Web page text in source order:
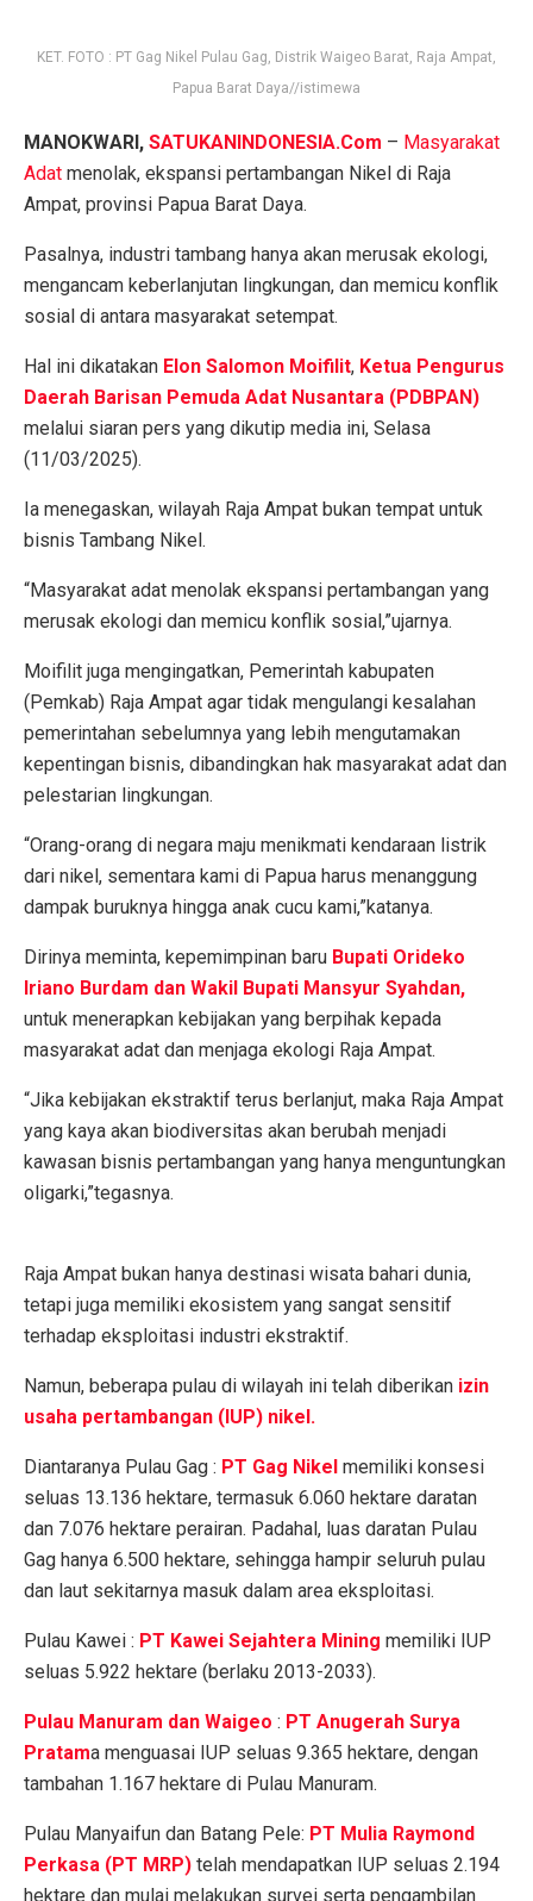
KET. FOTO : PT Gag Nikel Pulau Gag, Distrik Waigeo Barat, Raja Ampat,
Papua Barat Daya//istimewa
MANOKWARI, SATUKANINDONESIA.Com – Masyarakat
Adat menolak, ekspansi pertambangan Nikel di Raja
Ampat, provinsi Papua Barat Daya.
Pasalnya, industri tambang hanya akan merusak ekologi,
mengancam keberlanjutan lingkungan, dan memicu konflik
sosial di antara masyarakat setempat.
Hal ini dikatakan Elon Salomon Moifilit, Ketua Pengurus
Daerah Barisan Pemuda Adat Nusantara (PDBPAN)
melalui siaran pers yang dikutip media ini, Selasa
(11/03/2025).
Ia menegaskan, wilayah Raja Ampat bukan tempat untuk
bisnis Tambang Nikel.
“Masyarakat adat menolak ekspansi pertambangan yang
merusak ekologi dan memicu konflik sosial,”ujarnya.
Moifilit juga mengingatkan, Pemerintah kabupaten
(Pemkab) Raja Ampat agar tidak mengulangi kesalahan
pemerintahan sebelumnya yang lebih mengutamakan
kepentingan bisnis, dibandingkan hak masyarakat adat dan
pelestarian lingkungan.
“Orang-orang di negara maju menikmati kendaraan listrik
dari nikel, sementara kami di Papua harus menanggung
dampak buruknya hingga anak cucu kami,”katanya.
Dirinya meminta, kepemimpinan baru Bupati Orideko
Iriano Burdam dan Wakil Bupati Mansyur Syahdan,
untuk menerapkan kebijakan yang berpihak kepada
masyarakat adat dan menjaga ekologi Raja Ampat.
“Jika kebijakan ekstraktif terus berlanjut, maka Raja Ampat
yang kaya akan biodiversitas akan berubah menjadi
kawasan bisnis pertambangan yang hanya menguntungkan
oligarki,”tegasnya.
Raja Ampat bukan hanya destinasi wisata bahari dunia,
tetapi juga memiliki ekosistem yang sangat sensitif
terhadap eksploitasi industri ekstraktif.
Namun, beberapa pulau di wilayah ini telah diberikan izin
usaha pertambangan (IUP) nikel.
Diantaranya Pulau Gag : PT Gag Nikel memiliki konsesi
seluas 13.136 hektare, termasuk 6.060 hektare daratan
dan 7.076 hektare perairan. Padahal, luas daratan Pulau
Gag hanya 6.500 hektare, sehingga hampir seluruh pulau
dan laut sekitarnya masuk dalam area eksploitasi.
Pulau Kawei : PT Kawei Sejahtera Mining memiliki IUP
seluas 5.922 hektare (berlaku 2013-2033).
Pulau Manuram dan Waigeo : PT Anugerah Surya
Pratama menguasai IUP seluas 9.365 hektare, dengan
tambahan 1.167 hektare di Pulau Manuram.
Pulau Manyaifun dan Batang Pele: PT Mulia Raymond
Perkasa (PT MRP) telah mendapatkan IUP seluas 2.194
hektare dan mulai melakukan survei serta pengambilan